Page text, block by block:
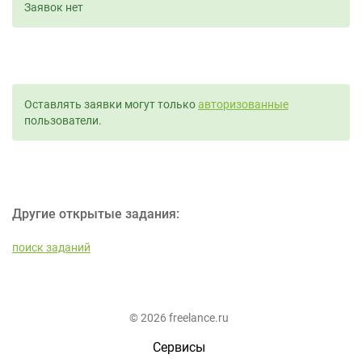
Заявок нет
Оставлять заявки могут толькоавторизованные
пользователи.
Другие открытые задания:
поиск заданий
© 2026 freelance.ru
Сервисы